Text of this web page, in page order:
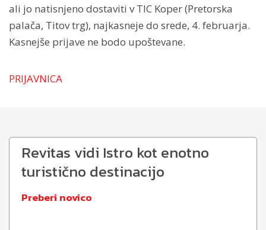
ali jo natisnjeno dostaviti v TIC Koper (Pretorska
palača, Titov trg), najkasneje do srede, 4. februarja.
Kasnejše prijave ne bodo upoštevane.
PRIJAVNICA
Revitas vidi Istro kot enotno
turistično destinacijo
Preberi novico